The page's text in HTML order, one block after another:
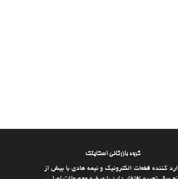
گروه بازرگانی اسکایتک
كننده قطعات الکترونیک و نیمه هادی با بیش از